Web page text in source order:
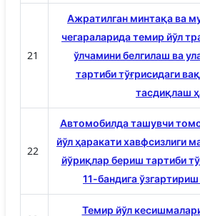
21
Ажратилган минтақа ва
чегараларида темир йўл
ўлчамини белгилаш ва
тартиби тўғрисидаги
тасдиқлаш
22
Автомобилда ташувчи
йўл ҳаракати хавфсизлиги
йўриқлар бериш тартиби
11-бандига
Темир йўл